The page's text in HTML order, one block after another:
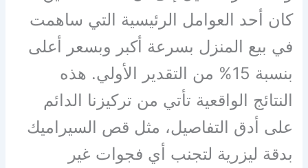
كان أحد العوامل الرئيسية التي ساهمت
في بيع المنزل بسرعة أكبر وبسعر أعلى
بنسبة 15% من التقدير الأولي. هذه
النتائج الواقعية تأتي من تركيزنا الدائم
على أدق التفاصيل، مثل قص السيراميك
بدقة ليزرية لتجنب أي فجوات غير